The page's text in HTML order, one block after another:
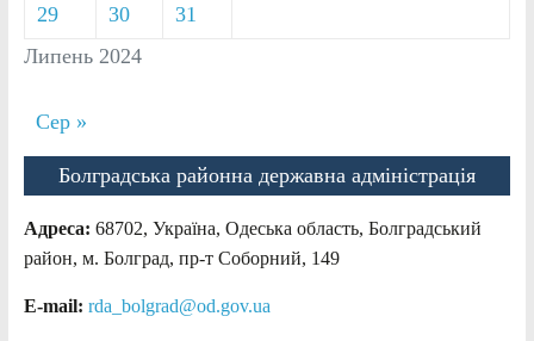
Липень 2024
29 30 31
Сер »
Болградська районна державна адміністрація
Адреса: 68702, Україна, Одеська область, Болградський
район, м. Болград, пр-т Соборний, 149
E-mail: rda_bolgrad@od.gov.ua